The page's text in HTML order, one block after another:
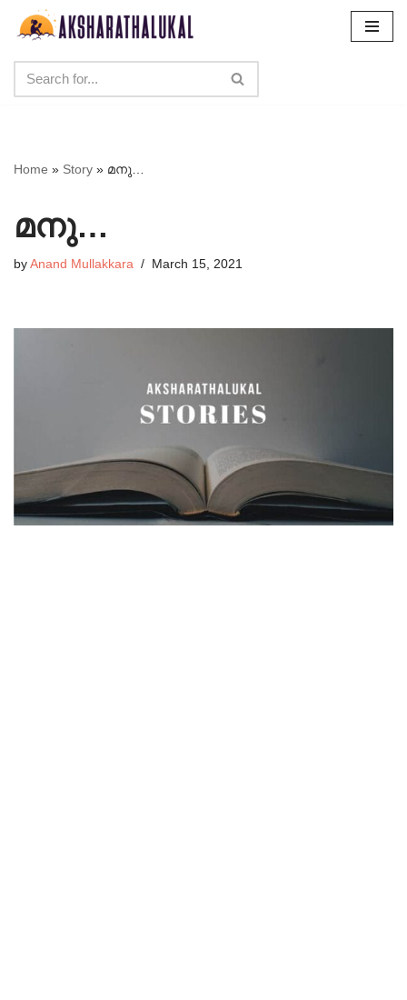
content
Home » Story » മനു…
മനു…
by Anand Mullakkara March 15, 2021